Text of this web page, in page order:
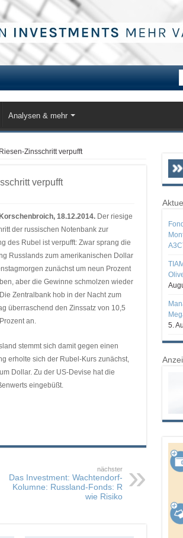
Analysen & mehr
Zinsschritt verpufft
verpufft
18.12.2014.Der riesige
der russischen Notenbank zur
des Rubel ist verpufft: Zwar sprang die
Russlands zum amerikanischen Dollar
zunächst um neun Prozent
aber die Gewinne schmolzen wieder
Zentralbank hob in der Nacht zum
überraschend den Zinssatz von 10,5
an.
stemmt sich damit gegen einen
erholte sich der Rubel-Kurs zunächst,
Dollar. Zu der US-Devise hat die
eingebüßt.
nächster
Das Investment: Wachtendorf-
Kolumne: Russland-Fonds: R
wie Risiko
5.